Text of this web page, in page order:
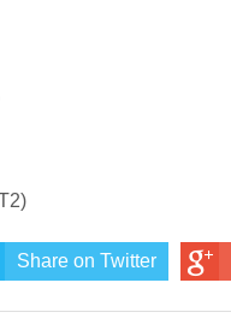
Share on Twitter